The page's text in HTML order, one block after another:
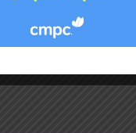
Codina acusa
una